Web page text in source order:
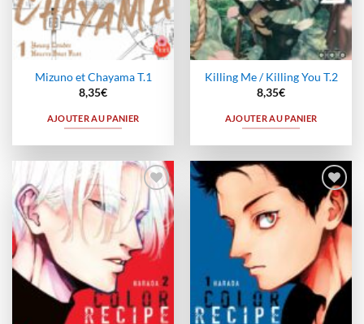
Mizuno et Chayama T.1
8,35€
AJOUTER AU PANIER
Killing Me / Killing You T.2
8,35€
AJOUTER AU PANIER
Ajouter
à la
wishlist
Ajouter
à la
wishlist